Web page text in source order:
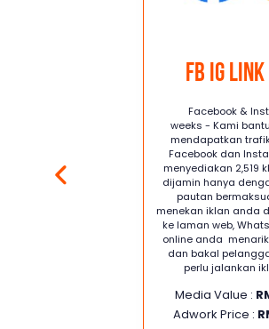
FB IG
Facebook &
weeks - Kami
mendapatkan
Facebook dan
menyediakan 2,519
dijamin hanya
pautan
menekan iklan anda
ke laman web,
online anda
dan bakal
perlu jalankan
Media Value :
Adwork Price :